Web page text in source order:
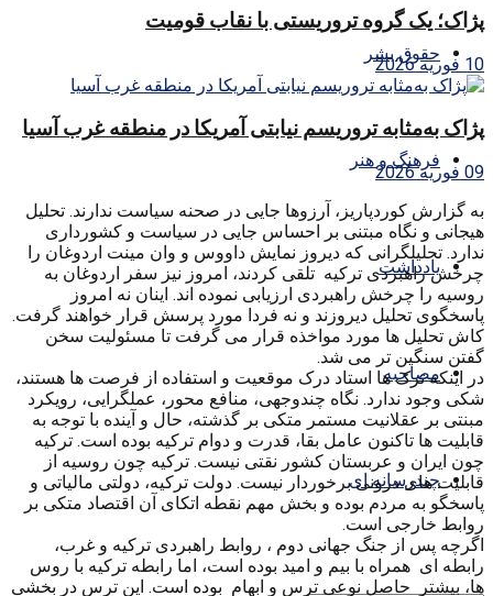
حقوق بشر
فرهنگ و هنر
یادداشت
مصاحبه
چندرسانه ای
پژاک؛ یک گروه تروریستی با نقاب قومیت
10 فوریه 2026
پژاک به‌مثابه تروریسم نیابتی آمریکا در منطقه غرب آسیا
09 فوریه 2026
به گزارش کوردپاریز، آرزوها جایی در صحنه سیاست ندارند. تحلیل
هیجانی و نگاه مبتنی بر احساس جایی در سیاست و کشورداری
ندارد. تحلیلگرانی که دیروز نمایش داووس و وان مینت اردوغان را
چرخش راهبردی ترکیه تلقی کردند، امروز نیز سفر اردوغان به
روسیه را چرخش راهبردی ارزیابی نموده اند. اینان نه امروز
پاسخگوی تحلیل دیروزند و نه فردا مورد پرسش قرار خواهند گرفت.
کاش تحلیل ها مورد مواخذه قرار می گرفت تا مسئولیت سخن
گفتن سنگین تر می شد.
در اینکه ترک ها استاد درک موقعیت و استفاده از فرصت ها هستند،
شکی وجود ندارد. نگاه چندوجهی، منافع محور، عملگرایی، رویکرد
مبنتی بر عقلانیت مستمر متکی بر گذشته، حال و آینده با توجه به
قابلیت ها تاکنون عامل بقا، قدرت و دوام ترکیه بوده است. ترکیه
چون ایران و عربستان کشور نقتی نیست. ترکیه چون روسیه از
قابلیت های درونی برخوردار نیست. دولت ترکیه، دولتی مالیاتی و
پاسخگو به مردم بوده و بخش مهم نقطه اتکای آن اقتصاد متکی بر
روابط خارجی است.
اگرچه پس از جنگ جهانی دوم ، روابط راهبردی ترکیه و غرب،
رابطه ای همراه با بیم و امید بوده است، اما رابطه ترکیه با روس
ها، بیشتر حاصل نوعی ترس و ابهام بوده است. این ترس در بخشی